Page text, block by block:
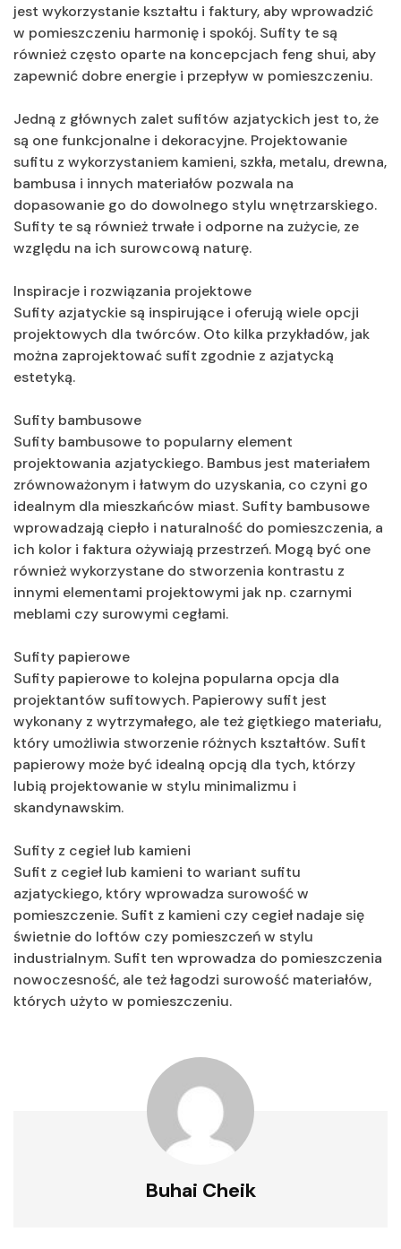
jest wykorzystanie kształtu i faktury, aby wprowadzić
w pomieszczeniu harmonię i spokój. Sufity te są
również często oparte na koncepcjach feng shui, aby
zapewnić dobre energie i przepływ w pomieszczeniu.
Jedną z głównych zalet sufitów azjatyckich jest to, że
są one funkcjonalne i dekoracyjne. Projektowanie
sufitu z wykorzystaniem kamieni, szkła, metalu, drewna,
bambusa i innych materiałów pozwala na
dopasowanie go do dowolnego stylu wnętrzarskiego.
Sufity te są również trwałe i odporne na zużycie, ze
względu na ich surowcową naturę.
Inspiracje i rozwiązania projektowe
Sufity azjatyckie są inspirujące i oferują wiele opcji
projektowych dla twórców. Oto kilka przykładów, jak
można zaprojektować sufit zgodnie z azjatycką
estetyką.
Sufity bambusowe
Sufity bambusowe to popularny element
projektowania azjatyckiego. Bambus jest materiałem
zrównoważonym i łatwym do uzyskania, co czyni go
idealnym dla mieszkańców miast. Sufity bambusowe
wprowadzają ciepło i naturalność do pomieszczenia, a
ich kolor i faktura ożywiają przestrzeń. Mogą być one
również wykorzystane do stworzenia kontrastu z
innymi elementami projektowymi jak np. czarnymi
meblami czy surowymi cegłami.
Sufity papierowe
Sufity papierowe to kolejna popularna opcja dla
projektantów sufitowych. Papierowy sufit jest
wykonany z wytrzymałego, ale też giętkiego materiału,
który umożliwia stworzenie różnych kształtów. Sufit
papierowy może być idealną opcją dla tych, którzy
lubią projektowanie w stylu minimalizmu i
skandynawskim.
Sufity z cegieł lub kamieni
Sufit z cegieł lub kamieni to wariant sufitu
azjatyckiego, który wprowadza surowość w
pomieszczenie. Sufit z kamieni czy cegieł nadaje się
świetnie do loftów czy pomieszczeń w stylu
industrialnym. Sufit ten wprowadza do pomieszczenia
nowoczesność, ale też łagodzi surowość materiałów,
których użyto w pomieszczeniu.
Buhai Cheik